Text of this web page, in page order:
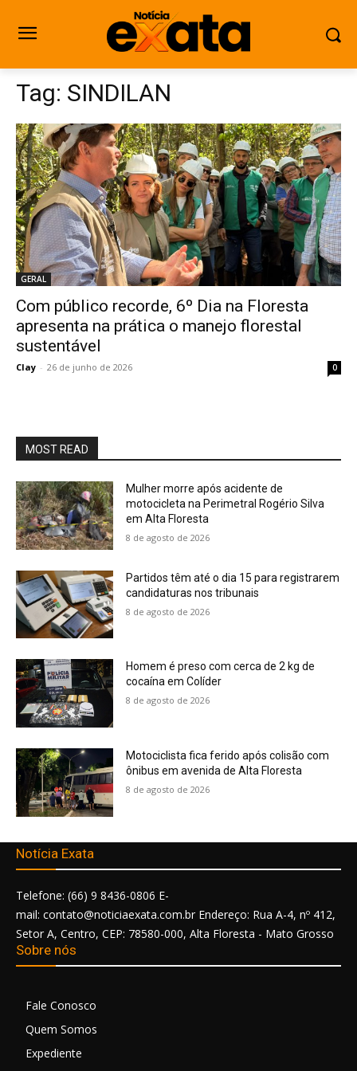
Tag: SINDILAN
GERAL
Com público recorde, 6º Dia na Floresta
apresenta na prática o manejo florestal
sustentável
Clay - 26 de junho de 2026 0
MOST READ
Mulher morre após acidente de
motocicleta na Perimetral Rogério Silva
em Alta Floresta
8 de agosto de 2026
Partidos têm até o dia 15 para registrarem
candidaturas nos tribunais
8 de agosto de 2026
Homem é preso com cerca de 2 kg de
cocaína em Colíder
8 de agosto de 2026
Motociclista fica ferido após colisão com
ônibus em avenida de Alta Floresta
8 de agosto de 2026
Notícia Exata
Telefone: (66) 9 8436-0806 E-
mail: contato@noticiaexata.com.br Endereço: Rua A-4, nº 412,
Setor A, Centro, CEP: 78580-000, Alta Floresta - Mato Grosso
Sobre nós
Fale Conosco
Quem Somos
Expediente